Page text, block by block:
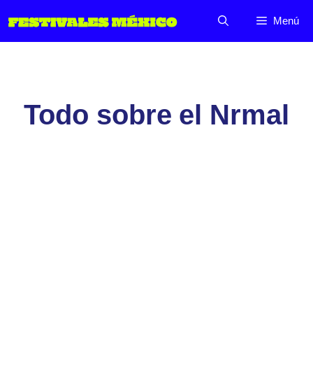
al
Menú
Todo sobre el Nrmal